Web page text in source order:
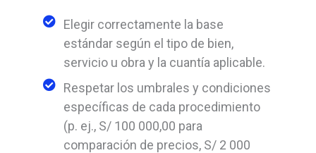
Elegir correctamente la base
estándar según el tipo de bien,
servicio u obra y la cuantía aplicable.
Respetar los umbrales y condiciones
específicas de cada procedimiento
(p. ej., S/ 100 000,00 para
comparación de precios, S/ 2 000